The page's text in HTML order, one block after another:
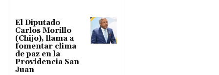
El Diputado
Carlos Morillo
(Chijo), llama a
fomentar clima
de paz en la
Providencia San
Juan